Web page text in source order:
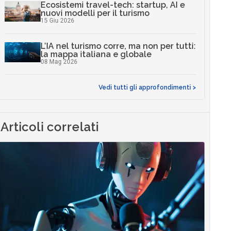
Ecosistemi travel-tech: startup, AI e
nuovi modelli per il turismo
15 Giu 2026
L’IA nel turismo corre, ma non per tutti:
la mappa italiana e globale
08 Mag 2026
Vedi tutti gli approfondimenti >
Articoli correlati